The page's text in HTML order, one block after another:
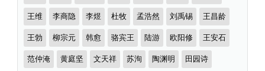
（完）-
古
王维 李商隐 李煜 杜牧 孟浩然 刘禹锡 王昌龄
王勃 柳宗元 韩愈 骆宾王 陆游 欧阳修 王安石
范仲淹 黄庭坚 文天祥 苏洵 陶渊明 田园诗